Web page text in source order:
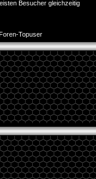
Besucher gleichzeitig
Topuser